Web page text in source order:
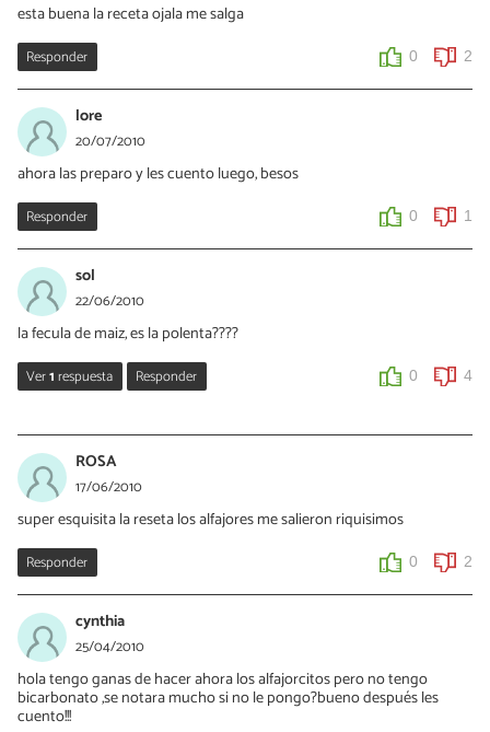
esta buena la receta ojala me salga
Responder 0 2
lore
20/07/2010
ahora las preparo y les cuento luego, besos
Responder 0 1
sol
22/06/2010
la fecula de maiz, es la polenta????
Ver1respuesta Responder 0 4
24/05/2015
no ... es la maicena.. polenta es harina de
maizzzzzzzzzzzzzzzzzzzzzzzz!!!
ROSA
17/06/2010
super esquisita la reseta los alfajores me salieron riquisimos
Responder 0 2
cynthia
25/04/2010
hola tengo ganas de hacer ahora los alfajorcitos pero no tengo
bicarbonato ,se notara mucho si no le pongo?bueno después les
cuento!!!